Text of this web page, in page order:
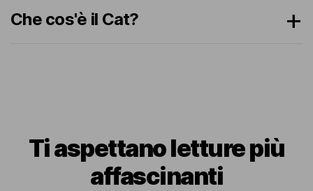
Che cos'è il Cat?
Ti aspettano letture più
affascinanti